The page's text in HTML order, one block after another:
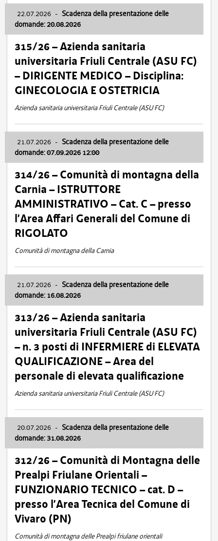
22.07.2026 - Scadenza della presentazione delle
domande: 20.08.2026
315/26 – Azienda sanitaria
universitaria Friuli Centrale (ASU FC)
– DIRIGENTE MEDICO – Disciplina:
GINECOLOGIA E OSTETRICIA
Azienda sanitaria universitaria Friuli Centrale (ASU FC)
21.07.2026 - Scadenza della presentazione delle
domande: 07.09.2026 12:00
314/26 – Comunità di montagna della
Carnia – ISTRUTTORE
AMMINISTRATIVO – Cat. C – presso
l’Area Affari Generali del Comune di
RIGOLATO
Comunità di montagna della Carnia
21.07.2026 - Scadenza della presentazione delle
domande: 16.08.2026
313/26 – Azienda sanitaria
universitaria Friuli Centrale (ASU FC)
– n. 3 posti di INFERMIERE di ELEVATA
QUALIFICAZIONE – Area del
personale di elevata qualificazione
Azienda sanitaria universitaria Friuli Centrale (ASU FC)
20.07.2026 - Scadenza della presentazione delle
domande: 31.08.2026
312/26 – Comunità di Montagna delle
Prealpi Friulane Orientali –
FUNZIONARIO TECNICO – cat. D –
presso l’Area Tecnica del Comune di
Vivaro (PN)
Comunità di montagna delle Prealpi friulane orientali